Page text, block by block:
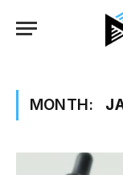
MONTH: